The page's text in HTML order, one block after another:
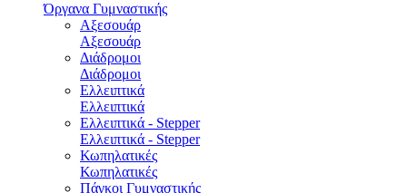
Όργανα Γυμναστικής
Αξεσουάρ
Αξεσουάρ
Διάδρομοι
Διάδρομοι
Ελλειπτικά
Ελλειπτικά
Ελλειπτικά - Stepper
Ελλειπτικά - Stepper
Κωπηλατικές
Κωπηλατικές
Πάγκοι Γυμναστικής